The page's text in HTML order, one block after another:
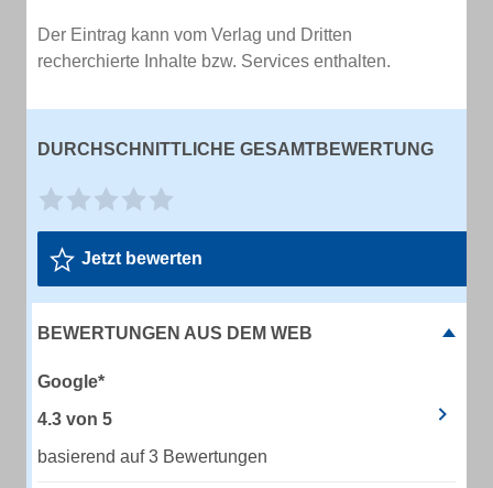
Der Eintrag kann vom Verlag und Dritten
recherchierte Inhalte bzw. Services enthalten.
DURCHSCHNITTLICHE GESAMTBEWERTUNG
Jetzt bewerten
BEWERTUNGEN AUS DEM WEB
Google*
4.3 von 5
basierend auf 3 Bewertungen